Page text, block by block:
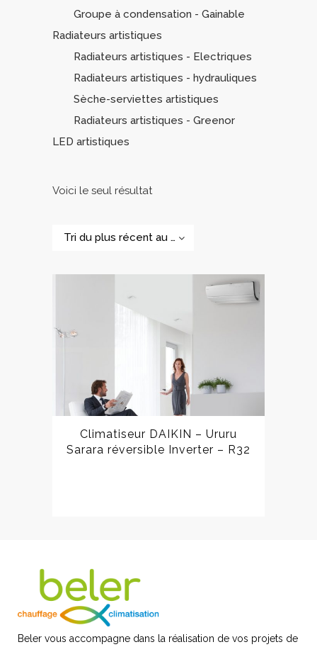
Groupe à condensation - Gainable
Radiateurs artistiques
Radiateurs artistiques - Electriques
Radiateurs artistiques - hydrauliques
Sèche-serviettes artistiques
Radiateurs artistiques - Greenor
LED artistiques
Voici le seul résultat
Tri du plus récent au plus ancien
Climatiseur DAIKIN – Ururu
Sarara réversible Inverter – R32
Beler vous accompagne dans la réalisation de vos projets de